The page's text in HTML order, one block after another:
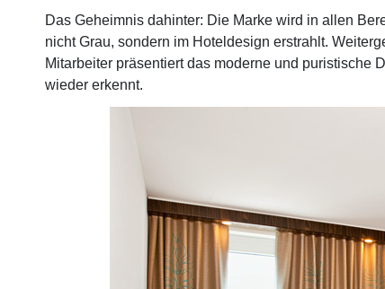
Das Geheimnis dahinter: Die Marke wird in allen
nicht Grau, sondern im Hoteldesign erstrahlt.
Mitarbeiter präsentiert das moderne und puristische
wieder erkennt.